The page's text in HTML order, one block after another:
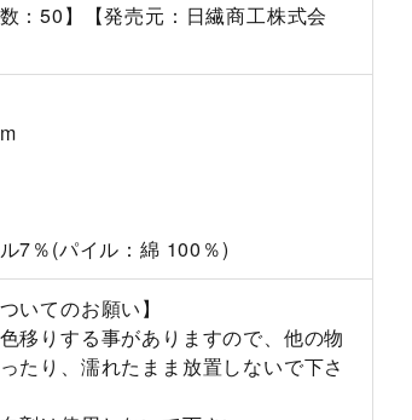
数：50】【発売元：日繊商工株式会
7％(パイル：綿 100％)
いてのお願い】
移りする事がありますので、他の物
たり、濡れたまま放置しないで下さ